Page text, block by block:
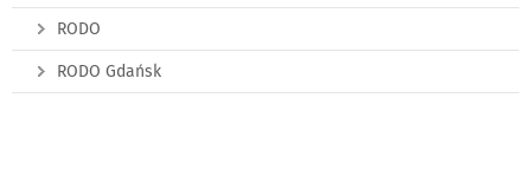
RODO
RODO Gdańsk